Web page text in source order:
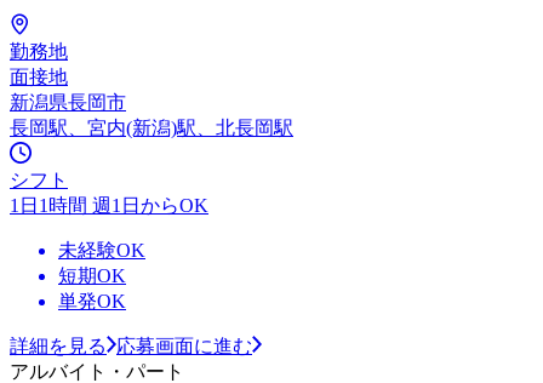
勤務地
面接地
新潟県長岡市
長岡駅、宮内(新潟)駅、北長岡駅
シフト
1日1時間 週1日からOK
未経験OK
短期OK
単発OK
詳細を見る
応募画面に進む
アルバイト・パート